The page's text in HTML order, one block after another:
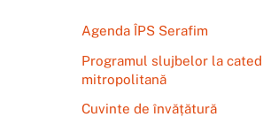
Agenda ÎPS Serafim
Programul slujbelor la
mitropolitană
Cuvinte de învățătură